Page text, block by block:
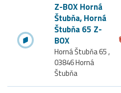
Z-BOX Horná
Štubňa, Horná
Štubňa 65 Z-
BOX
Horná Štubňa 65 ,
03846 Horná
Štubňa